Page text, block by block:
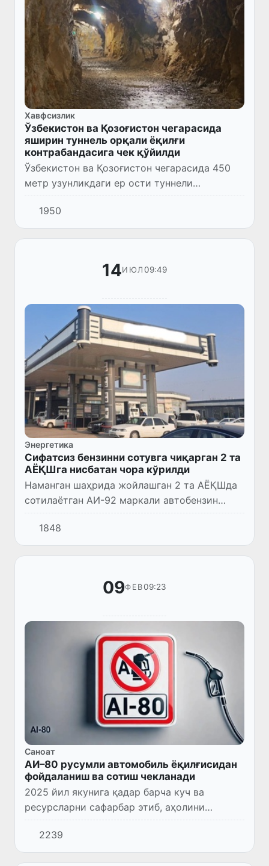
Хавфсизлик
Ўзбекистон ва Қозоғистон чегарасида
яширин туннель орқали ёқилғи
контрабандасига чек қўйилди
Ўзбекистон ва Қозоғистон чегарасида 450
метр узунликдаги ер ости туннели
аниқланди.
1950
14ИЮЛ 09:49
Энергетика
Сифатсиз бензинни сотувга чиқарган 2 та
АЁҚШга нисбатан чора кўрилди
Наманган шаҳрида жойлашган 2 та АЁҚШда
сотилаётган АИ-92 маркали автобензин
давлат стандарт талабларига мос
келмаслиги (сифатсизлиги) аниқланди.
1848
09ФЕВ09:23
Саноат
АИ–80 русумли автомобиль ёқилғисидан
фойдаланиш ва сотиш чекланади
2025 йил якунига қадар барча куч ва
ресурсларни сафарбар этиб, аҳолини
сифатли, экологик тоза ва арзон ёқилғи
билан таъминлаган ҳолда АИ–80 русумли
автомобиль ёқилғисидан фойдалани...
2239